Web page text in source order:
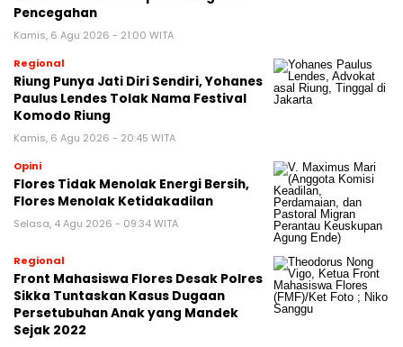
Pencegahan
Kamis, 6 Agu 2026 - 21:00 WITA
Regional
Riung Punya Jati Diri Sendiri, Yohanes
Paulus Lendes Tolak Nama Festival
Komodo Riung
Kamis, 6 Agu 2026 - 20:45 WITA
Opini
Flores Tidak Menolak Energi Bersih,
Flores Menolak Ketidakadilan
Selasa, 4 Agu 2026 - 09:34 WITA
Regional
Front Mahasiswa Flores Desak Polres
Sikka Tuntaskan Kasus Dugaan
Persetubuhan Anak yang Mandek
Sejak 2022